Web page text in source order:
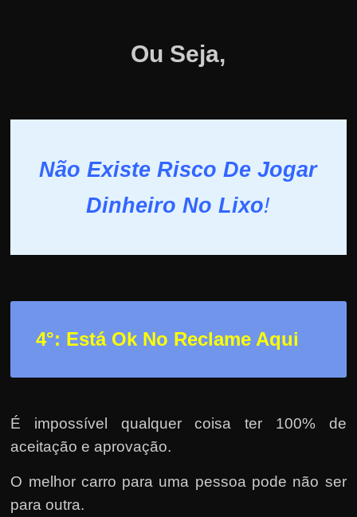
Ou Seja,
Não Existe Risco De Jogar
Dinheiro No Lixo!
4°: Está Ok No Reclame Aqui
É impossível qualquer coisa ter 100% de
aceitação e aprovação.
O melhor carro para uma pessoa pode não ser
para outra.